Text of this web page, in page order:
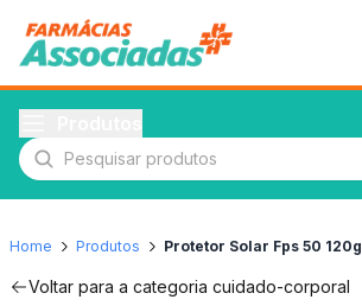
Pesquisar produtos
Home Produtos Protetor Solar Fps 50 120g
Voltar para a categoria cuidado-corporal